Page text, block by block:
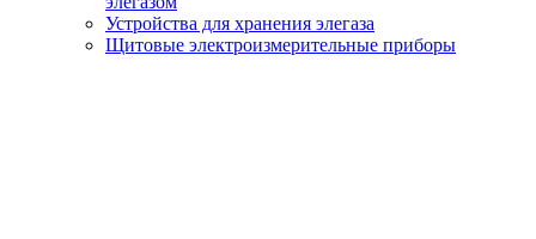
Устройства для хранения элегаза
Щитовые электроизмерительные приборы